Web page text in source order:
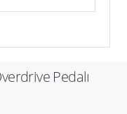
Pedalı